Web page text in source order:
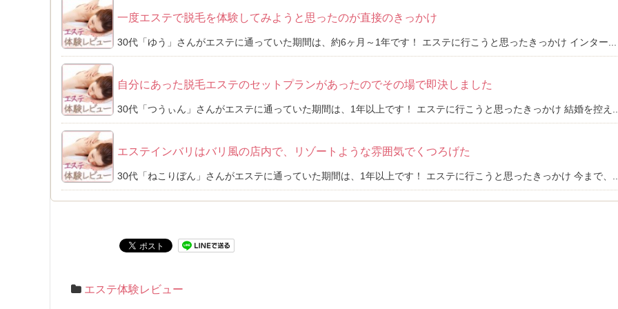
一度エステで脱毛を体験してみようと思ったのが直接のきっかけ
30代「ゆう」さんがエステに通っていた期間は、約6ヶ月～1年です！ エステに行こうと思ったきっかけ インター...
自分にあった脱毛エステのセットプランがあったのでその場で即決しました
30代「つうぃん」さんがエステに通っていた期間は、1年以上です！ エステに行こうと思ったきっかけ 結婚を控え
エステインバリはバリ風の店内で、リゾートような雰囲気でくつろげた
30代「ねこりぼん」さんがエステに通っていた期間は、1年以上です！ エステに行こうと思ったきっかけ 今まで、
エステ体験レビュー